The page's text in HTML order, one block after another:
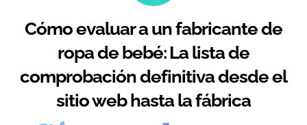
Cómo evaluar a un fabricante de
ropa de bebé: La lista de
comprobación definitiva desde el
sitio web hasta la fábrica